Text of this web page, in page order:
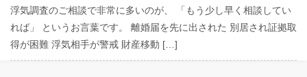
浮気調査のご相談で非常に多いのが、 「もう少し早く相談してい
れば」 というお言葉です。 離婚届を先に出された 別居され証拠取
得が困難 浮気相手が警戒 財産移動 […]